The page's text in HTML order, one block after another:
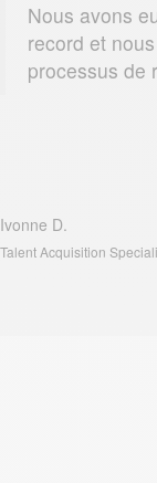
Nous avons
record et
processus de
Ivonne D.
Talent Acquisition